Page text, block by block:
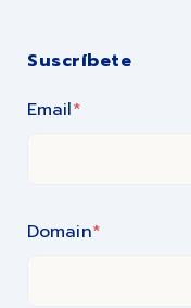
Suscríbete
Email*
Domain*